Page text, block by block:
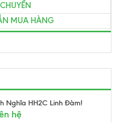
MUA HÀNG
Nghĩa HH2C Linh Đàm!
hệ